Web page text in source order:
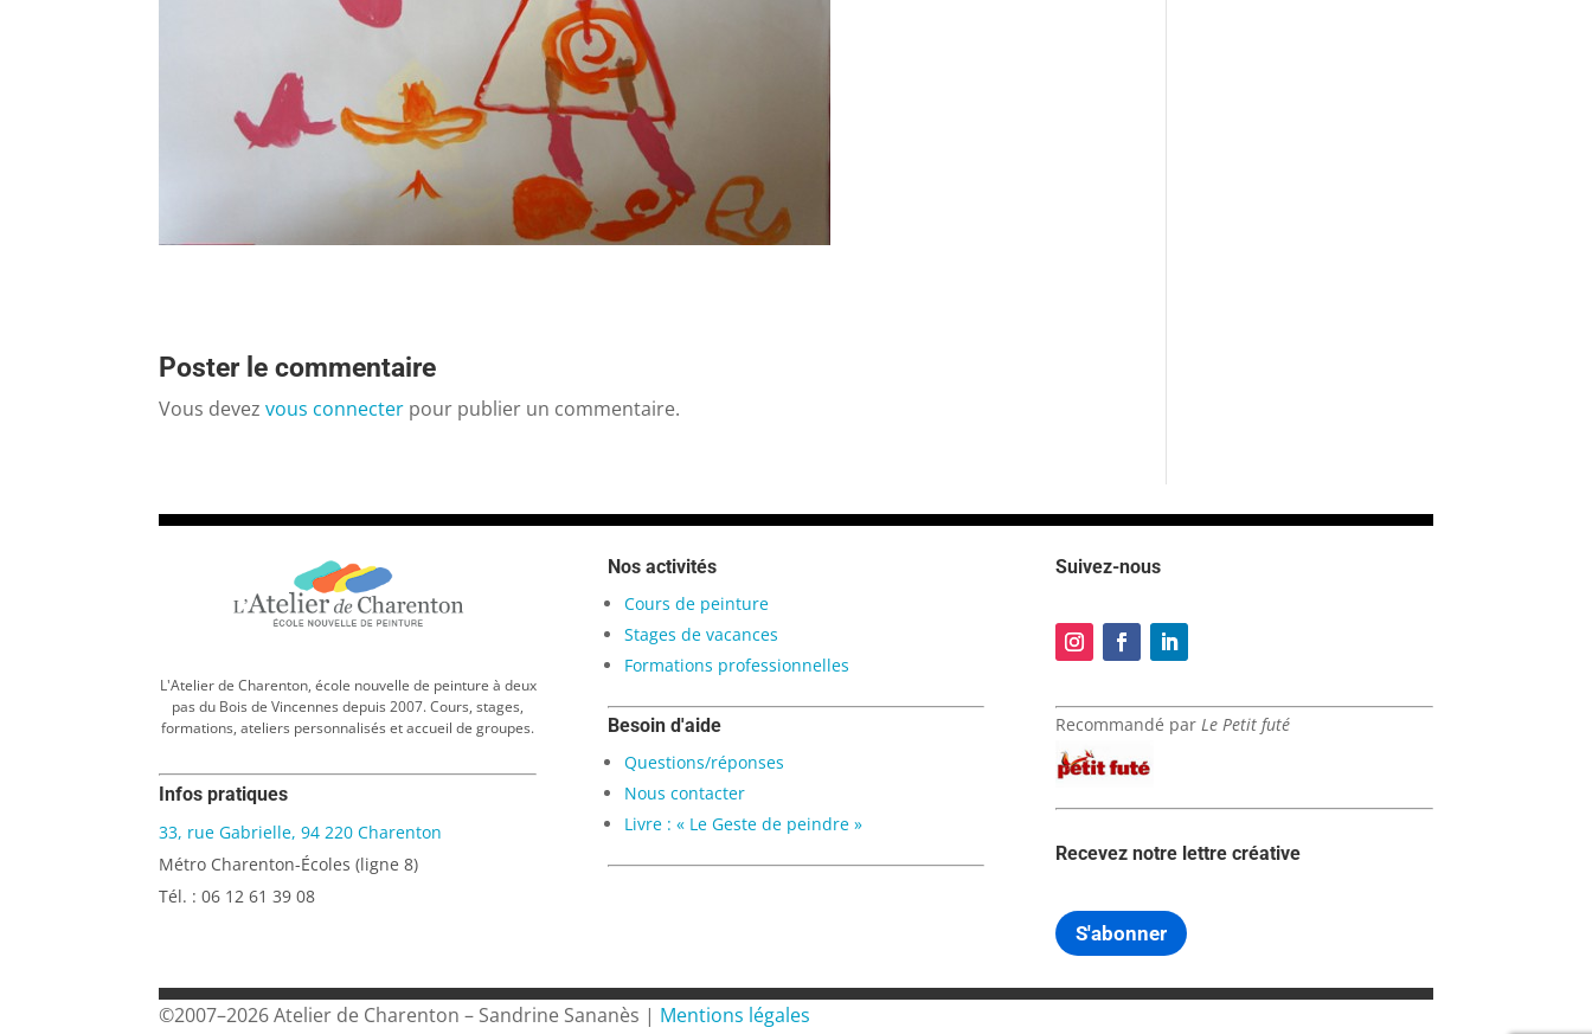
Poster le commentaire
Vous devezvous connecter pour publier un commentaire.
L'Atelier de Charenton, école nouvelle de peinture à deux
pas du Bois de Vincennes depuis 2007. Cours, stages,
formations, ateliers personnalisés et accueil de groupes.
Infos pratiques
33, rue Gabrielle, 94 220 Charenton
Métro Charenton-Écoles (ligne 8)
Tél. : 06 12 61 39 08
Nos activités
Cours de peinture
Stages de vacances
Formations professionnelles
Besoin d'aide
Questions/réponses
Nous contacter
Livre : « Le Geste de peindre »
Suivez-nous
Recommandé par Le Petit futé
Recevez notre lettre créative
S'abonner
©2007–2026 Atelier de Charenton – Sandrine Sananès | Mentions légales